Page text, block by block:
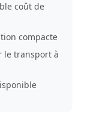
coût de
compacte
le transport à